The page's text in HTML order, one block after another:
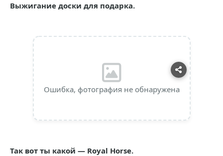
Выжигание доски для подарка.
Ошибка, фотография не обнаружена
Так вот ты какой — Royal Horse.